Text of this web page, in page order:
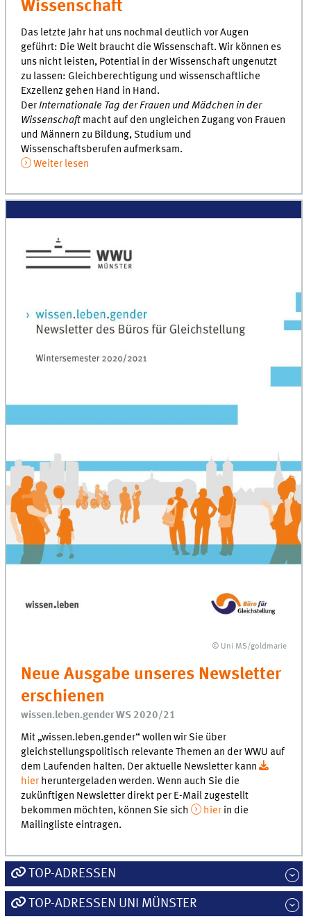
Wissenschaft
Das letzte Jahr hat uns nochmal deutlich vor Augen
geführt: Die Welt braucht die Wissenschaft. Wir können es
uns nicht leisten, Potential in der Wissenschaft ungenutzt
zu lassen: Gleichberechtigung und wissenschaftliche
Exzellenz gehen Hand in Hand.
DerInternationale Tag der Frauen und Mädchen in der
Wissenschaft macht auf den ungleichen Zugang von Frauen
und Männern zu Bildung, Studium und
Wissenschaftsberufen aufmerksam.
Weiter lesen
© Uni MS/goldmarie
Neue Ausgabe unseres Newsletter
erschienen
wissen.leben.gender WS 2020/21
Mit „wissen.leben.gender“ wollen wir Sie über
gleichstellungspolitisch relevante Themen an der WWU auf
dem Laufenden halten. Der aktuelle Newsletter kann
hier heruntergeladen werden. Wenn auch Sie die
zukünftigen Newsletter direkt per E-Mail zugestellt
bekommen möchten, können Sie sich
hier in die
Mailingliste eintragen.
TOP-ADRESSEN
TOP-ADRESSEN UNI MÜNSTER